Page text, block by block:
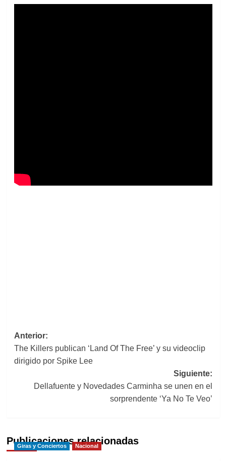
Navegación
de
entradas
Anterior:
The Killers publican ‘Land Of The Free’ y su videoclip
dirigido por Spike Lee
Siguiente:
Dellafuente y Novedades Carminha se unen en el
sorprendente ‘Ya No Te Veo’
Publicaciones relacionadas
Giras y Conciertos Nacional